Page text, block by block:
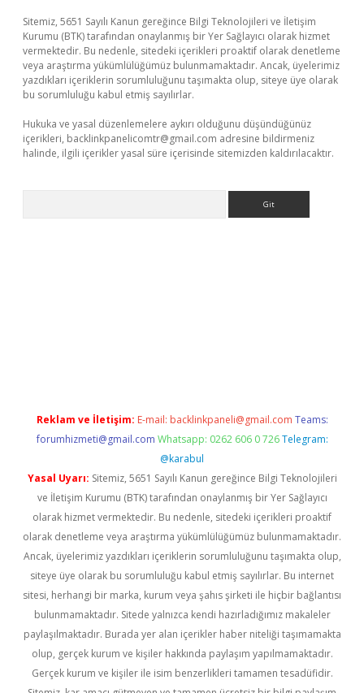
Sitemiz, 5651 Sayılı Kanun gereğince Bilgi Teknolojileri ve İletişim
Kurumu (BTK) tarafından onaylanmış bir Yer Sağlayıcı olarak hizmet
vermektedir. Bu nedenle, sitedeki içerikleri proaktif olarak denetleme
veya araştırma yükümlülüğümüz bulunmamaktadır. Ancak, üyelerimiz
yazdıkları içeriklerin sorumluluğunu taşımakta olup, siteye üye olarak
bu sorumluluğu kabul etmiş sayılırlar.
Hukuka ve yasal düzenlemelere aykırı olduğunu düşündüğünüz
içerikleri, backlinkpanelicomtr@gmail.com adresine bildirmeniz
halinde, ilgili içerikler yasal süre içerisinde sitemizden kaldırılacaktır.
Reklam ve İletişim: E-mail: backlinkpaneli@gmail.com Teams:
forumhizmeti@gmail.com Whatsapp: 0262 606 0 726 Telegram:
@karabul
Yasal Uyarı: Sitemiz, 5651 Sayılı Kanun gereğince Bilgi Teknolojileri
ve İletişim Kurumu (BTK) tarafından onaylanmış bir Yer Sağlayıcı
olarak hizmet vermektedir. Bu nedenle, sitedeki içerikleri proaktif
olarak denetleme veya araştırma yükümlülüğümüz bulunmamaktadır.
Ancak, üyelerimiz yazdıkları içeriklerin sorumluluğunu taşımakta olup,
siteye üye olarak bu sorumluluğu kabul etmiş sayılırlar. Bu internet
sitesi, herhangi bir marka, kurum veya şahıs şirketi ile hiçbir bağlantısı
bulunmamaktadır. Sitede yalnızca kendi hazırladığımız makaleler
paylaşılmaktadır. Burada yer alan içerikler haber niteliği taşımamakta
olup, gerçek kurum ve kişiler hakkında paylaşım yapılmamaktadır.
Gerçek kurum ve kişiler ile isim benzerlikleri tamamen tesadüfidir.